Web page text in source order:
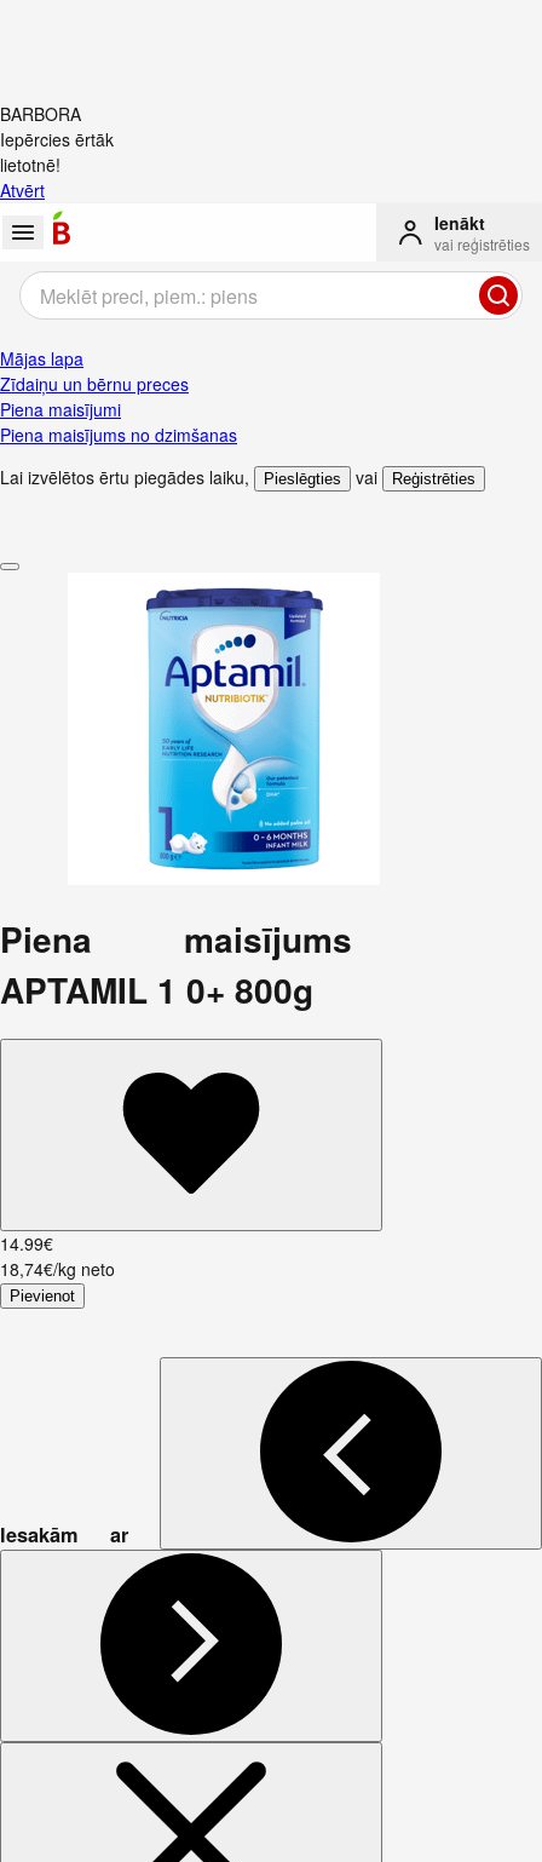
BARBORA
Iepērcies ērtāk
lietotnē!
Atvērt
Ienākt
vai reģistrēties
Mājas lapa
Zīdaiņu un bērnu preces
Piena maisījumi
Piena maisījums no dzimšanas
Lai izvēlētos ērtu piegādes laiku, Pieslēgties vai Reģistrēties
Piena maisījums
APTAMIL 1 0+ 800g
14.99€
18,74€/kg neto
Pievienot
Iesakām ar